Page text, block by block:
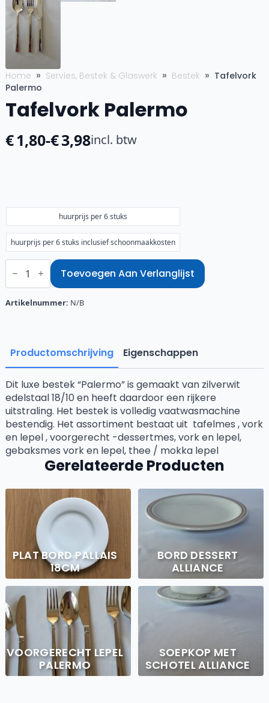
Home Servies, Bestek & Glaswerk Bestek
Tafelvork
Palermo
Tafelvork Palermo
€1,80-€3,98
Prijsklasse:incl. btw
huurprijs per 6 stuks
huurprijs per 6 stuks inclusief schoonmaakkosten
Tafelvork
Palermo Toevoegen Aan Verlanglijst
Artikelnummer: N/B
Productomschrijving Eigenschappen
Dit luxe bestek “Palermo” is gemaakt van zilverwit
edelstaal 18/10 en heeft daardoor een rijkere
uitstraling. Het bestek is volledig vaatwasmachine
bestendig. Het assortiment bestaat uit tafelmes , vork
en lepel , voorgerecht -dessertmes, vork en lepel,
gebaksmes vork en lepel, thee / mokka lepel
Gerelateerde Producten
PLAT BORD PALLAIS
18CM
BORD DESSERT
ALLIANCE
VOORGERECHT LEPEL
PALERMO
SOEPKOP MET
SCHOTEL ALLIANCE